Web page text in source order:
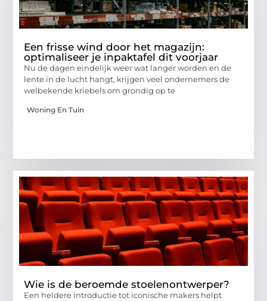
Een frisse wind door het magazijn:
optimaliseer je inpaktafel dit voorjaar
Nu de dagen eindelijk weer wat langer worden en de
lente in de lucht hangt, krijgen veel ondernemers de
welbekende kriebels om grondig op te
Woning En Tuin
Wie is de beroemde stoelenontwerper?
Een heldere introductie tot iconische makers helpt